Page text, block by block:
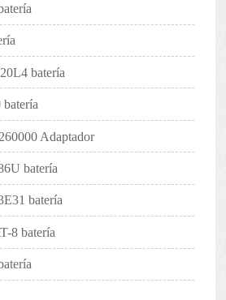
batería
Adaptador
batería
batería
8 batería